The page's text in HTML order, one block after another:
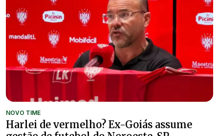
NOVO TIME
Harlei de vermelho? Ex-Goiás assume